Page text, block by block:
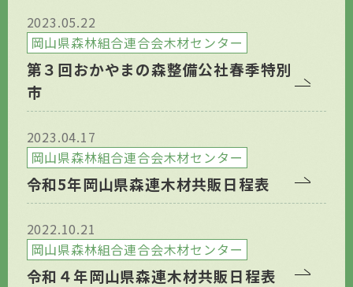
2023.05.22
岡山県森林組合連合会木材センター
第３回おかやまの森整備公社春季特別
市
2023.04.17
岡山県森林組合連合会木材センター
令和5年岡山県森連木材共販日程表
2022.10.21
岡山県森林組合連合会木材センター
令和４年岡山県森連木材共販日程表